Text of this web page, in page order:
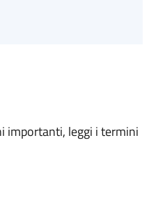
importanti, leggi i termini